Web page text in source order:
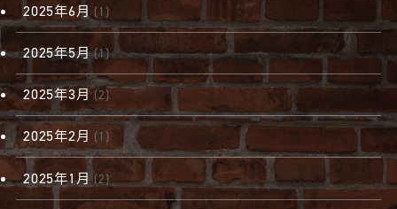
2025年6月 (1)
2025年5月(1)
2025年3月 (2)
2025年2月 (1)
2025年1月 (2)